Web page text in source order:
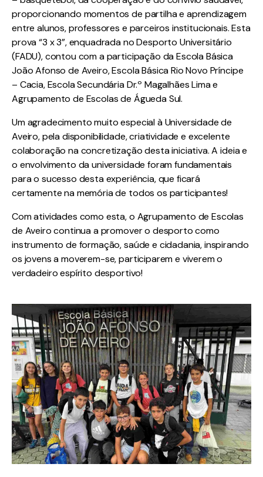
proporcionando momentos de partilha e aprendizagem
entre alunos, professores e parceiros institucionais. Esta
prova “3 x 3”, enquadrada no Desporto Universitário
(FADU), contou com a participação da Escola Básica
João Afonso de Aveiro, Escola Básica Rio Novo Príncipe
– Cacia, Escola Secundária Dr.º Magalhães Lima e
Agrupamento de Escolas de Águeda Sul.
Um agradecimento muito especial à Universidade de
Aveiro, pela disponibilidade, criatividade e excelente
colaboração na concretização desta iniciativa. A ideia e
o envolvimento da universidade foram fundamentais
para o sucesso desta experiência, que ficará
certamente na memória de todos os participantes!
Com atividades como esta, o Agrupamento de Escolas
de Aveiro continua a promover o desporto como
instrumento de formação, saúde e cidadania, inspirando
os jovens a moverem-se, participarem e viverem o
verdadeiro espírito desportivo!